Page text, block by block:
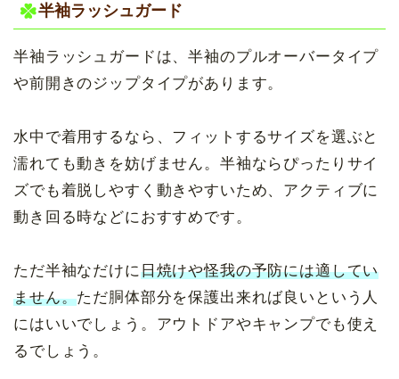
半袖ラッシュガード
半袖ラッシュガードは、半袖のプルオーバータイプ
や前開きのジップタイプがあります。
水中で着用するなら、フィットするサイズを選ぶと
濡れても動きを妨げません。半袖ならぴったりサイ
ズでも着脱しやすく動きやすいため、アクティブに
動き回る時などにおすすめです。
ただ半袖なだけに日焼けや怪我の予防には適してい
ません。ただ胴体部分を保護出来れば良いという人
にはいいでしょう。アウトドアやキャンプでも使え
るでしょう。